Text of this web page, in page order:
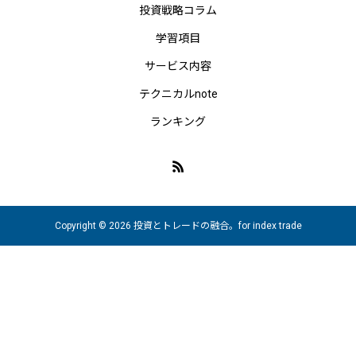
投資戦略コラム
学習項目
サービス内容
テクニカルnote
ランキング
Copyright © 2026 投資とトレードの融合。for index trade